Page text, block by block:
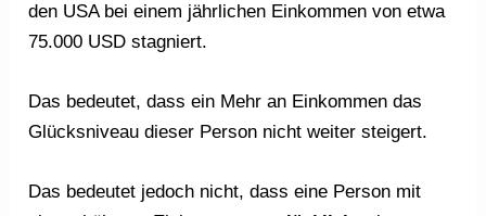
den USA bei einem jährlichen Einkommen von etwa
75.000 USD stagniert.
Das bedeutet, dass ein Mehr an Einkommen das
Glücksniveau dieser Person nicht weiter steigert.
Das bedeutet jedoch nicht, dass eine Person mit